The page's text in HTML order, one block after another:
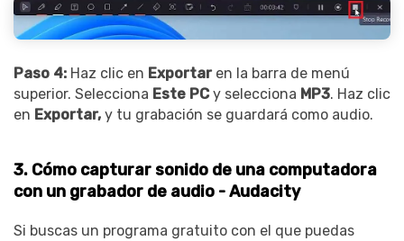
Paso 4: Haz clic en Exportaren la barra de menú
superior. Selecciona Este PC y selecciona MP3. Haz clic
en Exportar, y tu grabación se guardará como audio.
3. Cómo capturar sonido de una computadora
con un grabador de audio - Audacity
Si buscas un programa gratuito con el que puedas